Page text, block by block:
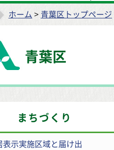
ホーム > 青葉区トップページ
青葉区
まちづくり
表示実施区域と届け出